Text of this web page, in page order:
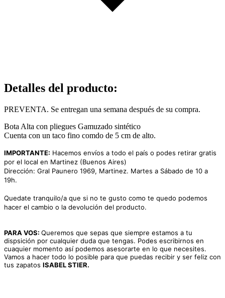
Detalles del producto:
PREVENTA. Se entregan una semana después de su compra.
Bota Alta con pliegues Gamuzado sintético
Cuenta con un taco fino comdo de 5 cm de alto.
IMPORTANTE: Hacemos envíos a todo el país o podes retirar gratis
por el local en Martinez (Buenos Aires)
Dirección: Gral Paunero 1969, Martinez. Martes a Sábado de 10 a
19h.
Quedate tranquilo/a que si no te gusto como te quedo podemos
hacer el cambio o la devolución del producto.
PARA VOS: Queremos que sepas que siempre estamos a tu
dispsición por cualquier duda que tengas. Podes escribirnos en
cuaquier momento así podemos asesorarte en lo que necesites.
Vamos a hacer todo lo posible para que puedas recibir y ser feliz con
tus zapatos ISABEL STIER.